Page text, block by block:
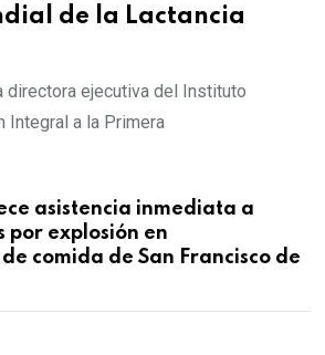
de la Lactancia
directora ejecutiva del Instituto
Integral a la Primera
asistencia inmediata a
por explosión en
comida de San Francisco de